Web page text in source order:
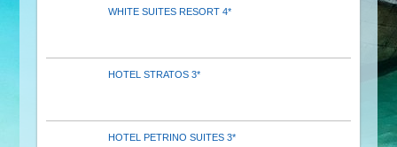
WHITE SUITES RESORT 4*
HOTEL STRATOS 3*
HOTEL PETRINO SUITES 3*